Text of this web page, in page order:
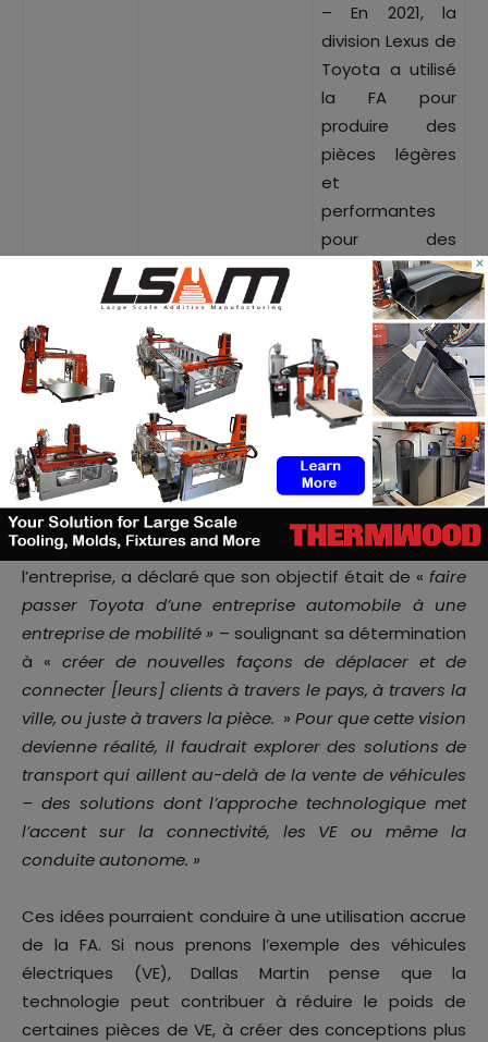
– En 2021, la
division Lexus de
Toyota a utilisé
la FA pour
produire des
pièces légères
et
performantes
pour des
véhicules
conceptuels.
Légende : Principales étapes de l’adoption de la FA par
Toyota
Dans son discours au CES 2018 , Akio Toyoda, président
de Toyota Motors et petit-fils du fondateur de
l’entreprise, a déclaré que son objectif était de « faire
passer Toyota d’une entreprise automobile à une
entreprise de mobilité » – soulignant sa détermination
à « créer de nouvelles façons de déplacer et de
connecter [leurs] clients à travers le pays, à travers la
ville, ou juste à travers la pièce. » Pour que cette vision
devienne réalité, il faudrait explorer des solutions de
transport qui aillent au-delà de la vente de véhicules
– des solutions dont l’approche technologique met
l’accent sur la connectivité, les VE ou même la
conduite autonome. »
Ces idées pourraient conduire à une utilisation accrue
de la FA. Si nous prenons l’exemple des véhicules
électriques (VE), Dallas Martin pense que la
technologie peut contribuer à réduire le poids de
certaines pièces de VE, à créer des conceptions plus
×